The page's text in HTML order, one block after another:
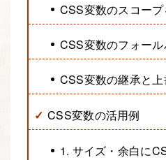
CSS変数のスコー
CSS変数のフォー
CSS変数の継承と上
CSS変数の活用例
1. サイズ・余白に